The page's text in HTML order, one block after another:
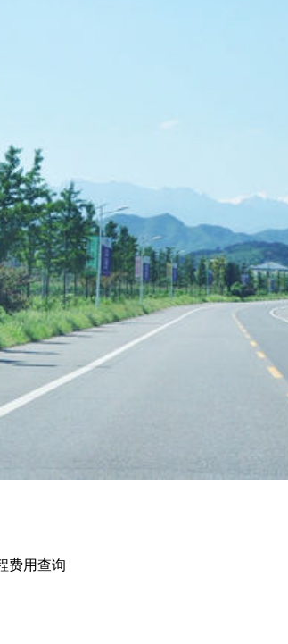
费用查询